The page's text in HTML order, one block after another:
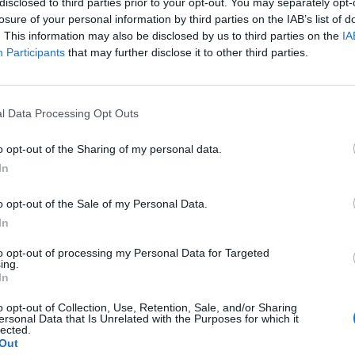
of your personal information by third parties on the IAB’s list of
This information may also be disclosed by us to third parties on the
Participants that may further disclose it to other third parties.
Data Processing Opt Outs
opt-out of the Sharing of my personal data.
opt-out of the Sale of my Personal Data.
opt-out of processing my Personal Data for Targeted
opt-out of Collection, Use, Retention, Sale, and/or Sharing
Data that Is Unrelated with the Purposes for which it
dominál a helyi tőke, de a globális érdeklődés is
és jelentkezésA társaság főbb megállapításai: A CEE-
meghaladja Nyugat-Európa ütemét, amit az ellenálló hazai
portfolio.hu hírarchívumához tartozik, melynek olvasása
tartalmazza:
cikkarchívum